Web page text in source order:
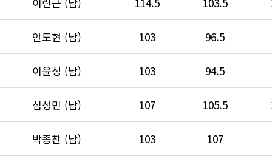
안도현 (남) 103 96.5
이윤성 (남) 103 94.5
심성민 (남) 107 105.5
박종찬 (남) 103 107